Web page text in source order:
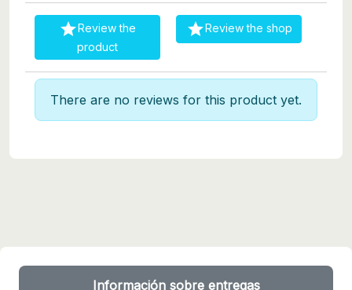
Review the
product
Review the shop
There are no reviews for this product yet.
Información sobre entregas